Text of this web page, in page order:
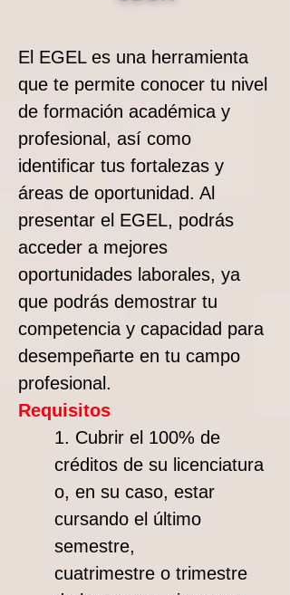
El EGEL es una herramienta
que te permite conocer tu nivel
de formación académica y
profesional, así como
identificar tus fortalezas y
áreas de oportunidad. Al
presentar el EGEL, podrás
acceder a mejores
oportunidades laborales, ya
que podrás demostrar tu
competencia y capacidad para
desempeñarte en tu campo
profesional.
Requisitos
1. Cubrir el 100% de
créditos de su licenciatura
o, en su caso, estar
cursando el último
semestre,
cuatrimestre o trimestre